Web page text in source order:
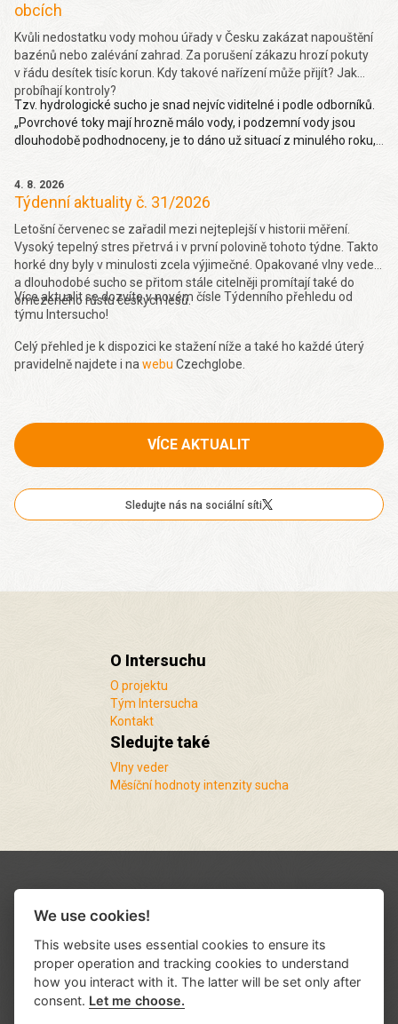
obcích
Kvůli nedostatku vody mohou úřady v Česku zakázat napouštění
bazénů nebo zalévání zahrad. Za porušení zákazu hrozí pokuty
v řádu desítek tisíc korun. Kdy takové nařízení může přijít? Jak
probíhají kontroly?
Tzv. hydrologické sucho je snad nejvíc viditelné i podle odborníků.
„Povrchové toky mají hrozně málo vody, i podzemní vody jsou
dlouhodobě podhodnoceny, je to dáno už situací z minulého roku,
4. 8. 2026
Týdenní aktuality č. 31/2026
Letošní červenec se zařadil mezi nejteplejší v historii měření.
Vysoký tepelný stres přetrvá i v první polovině tohoto týdne. Takto
horké dny byly v minulosti zcela výjimečné. Opakované vlny veder
a dlouhodobé sucho se přitom stále citelněji promítají také do
omezeného růstu českých lesů.
Více aktualit se dozvíte v novém čísle Týdenního přehledu od
týmu Intersucho!
Celý přehled je k dispozici ke stažení níže a také ho každé úterý
pravidelně najdete i na webu Czechglobe.
VÍCE AKTUALIT
Sledujte nás na sociální síti
O Intersuchu
O projektu
Tým Intersucha
Kontakt
Sledujte také
Vlny veder
Měsíční hodnoty intenzity sucha
We use cookies!
This website uses essential cookies to ensure its
proper operation and tracking cookies to understand
how you interact with it. The latter will be set only after
consent. Let me choose.